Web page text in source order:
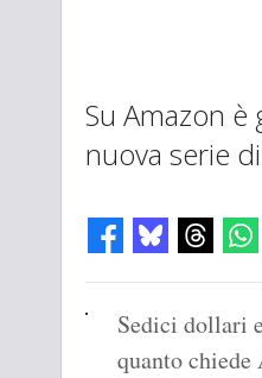
Su Amazon
nuova serie
Sedici dollari
quanto